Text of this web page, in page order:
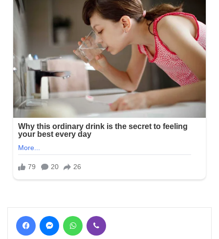
FacebookMessengerWhatsApp